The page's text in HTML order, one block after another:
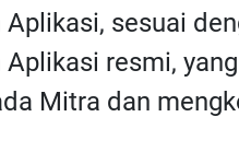
sesuai
resmi,
Mitra dan